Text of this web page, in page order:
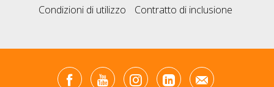
Condizioni di utilizzo
Contratto di inclusione